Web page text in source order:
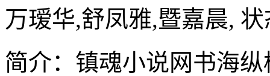
万瑷华,舒凤雅,暨嘉晨, 状
简介：镇魂小说网书海